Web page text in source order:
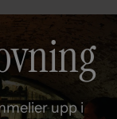
upp i